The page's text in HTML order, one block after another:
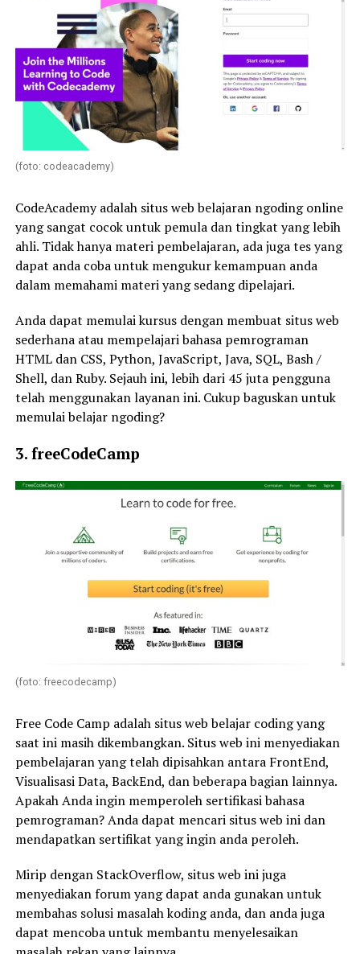
(foto: codeacademy)
CodeAcademy adalah situs web belajaran ngoding online
yang sangat cocok untuk pemula dan tingkat yang lebih
ahli. Tidak hanya materi pembelajaran, ada juga tes yang
dapat anda coba untuk mengukur kemampuan anda
dalam memahami materi yang sedang dipelajari.
Anda dapat memulai kursus dengan membuat situs web
sederhana atau mempelajari bahasa pemrograman
HTML dan CSS, Python, JavaScript, Java, SQL, Bash /
Shell, dan Ruby. Sejauh ini, lebih dari 45 juta pengguna
telah menggunakan layanan ini. Cukup baguskan untuk
memulai belajar ngoding?
3. freeCodeCamp
(foto: freecodecamp)
Free Code Camp adalah situs web belajar coding yang
saat ini masih dikembangkan. Situs web ini menyediakan
pembelajaran yang telah dipisahkan antara FrontEnd,
Visualisasi Data, BackEnd, dan beberapa bagian lainnya.
Apakah Anda ingin memperoleh sertifikasi bahasa
pemrograman? Anda dapat mencari situs web ini dan
mendapatkan sertifikat yang ingin anda peroleh.
Mirip dengan StackOverflow, situs web ini juga
menyediakan forum yang dapat anda gunakan untuk
membahas solusi masalah koding anda, dan anda juga
dapat mencoba untuk membantu menyelesaikan